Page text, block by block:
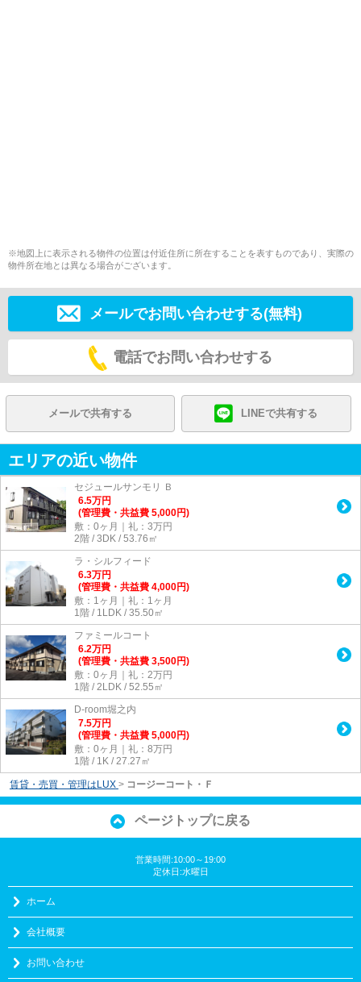
※地図上に表示される物件の位置は付近住所に所在することを表すものであり、実際の
物件所在地とは異なる場合がございます。
メールでお問い合わせする(無料)
電話でお問い合わせする
メールで共有する LINEで共有する
エリアの近い物件
セジュールサンモリ Ｂ
6.5万円
(管理費・共益費 5,000円)
敷：0ヶ月｜礼：3万円
2階 / 3DK / 53.76㎡
ラ・シルフィード
6.3万円
(管理費・共益費 4,000円)
敷：1ヶ月｜礼：1ヶ月
1階 / 1LDK / 35.50㎡
ファミールコート
6.2万円
(管理費・共益費 3,500円)
敷：0ヶ月｜礼：2万円
1階 / 2LDK / 52.55㎡
D-room堀之内
7.5万円
(管理費・共益費 5,000円)
敷：0ヶ月｜礼：8万円
1階 / 1K / 27.27㎡
賃貸・売買・管理はLUX > コージーコート・Ｆ
ページトップに戻る
営業時間:10:00～19:00
定休日:水曜日
ホーム
会社概要
お問い合わせ